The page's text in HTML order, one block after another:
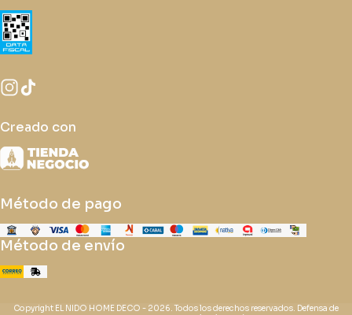
Creado con
Método de pago
Método de envío
Copyright EL NIDO HOME DECO - 2026. Todos los derechos reservados. Defensa de